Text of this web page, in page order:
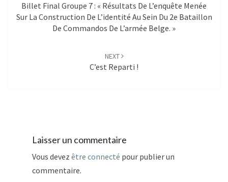
Billet Final Groupe 7 : « Résultats De L’enquête Menée
Sur La Construction De L’identité Au Sein Du 2e Bataillon
De Commandos De L’armée Belge. »
NEXT
C’est Reparti !
Laisser un commentaire
Vous devez être connecté pour publier un
commentaire.